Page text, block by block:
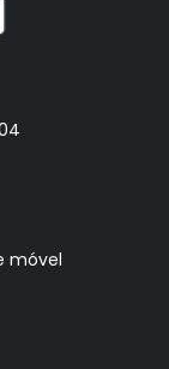
móvel